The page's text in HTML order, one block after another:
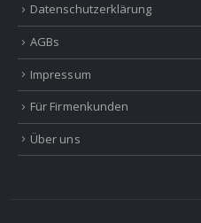
Datenschutzerklärung
AGBs
Impressum
Für Firmenkunden
Über uns